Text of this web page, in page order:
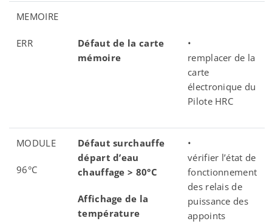
MEMOIRE
ERR
Défaut de la carte
mémoire
•
remplacer de la
carte
électronique du
Pilote HRC
MODULE
96°C
Défaut surchauffe
départ d’eau
chauffage > 80°C
Affichage de la
température
•
vérifier l’état de
fonctionnement
des relais de
puissance des
appoints